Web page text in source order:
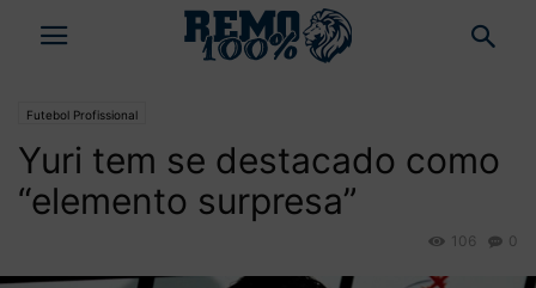
Futebol Profissional
Yuri tem se destacado como
“elemento surpresa”
0
106